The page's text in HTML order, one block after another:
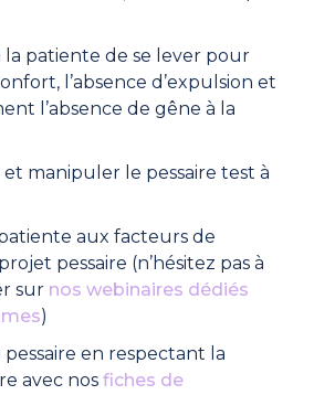
la patiente de se lever pour
l’absence d’expulsion et
l’absence de gêne à la
et manipuler le pessaire test à
aux facteurs de
pessaire (n’hésitez pas à
sur nos webinaires dédiés
)
pessaire en respectant la
avec nos fiches de